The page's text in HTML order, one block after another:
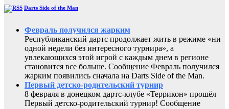
Darts Side of the Man
Февраль получился жарким
Республиканский дартс продолжает жить в режиме «ни
одной недели без интересного турнира», а
увлекающихся этой игрой с каждым днем в регионе
становится все больше. Сообщение Февраль получился
жарким появились сначала на Darts Side of the Man.
Первый детско-родительский турнир
8 февраля в донецком дартс-клубе «Террикон» прошёл
Первый детско-родительский турнир! Сообщение